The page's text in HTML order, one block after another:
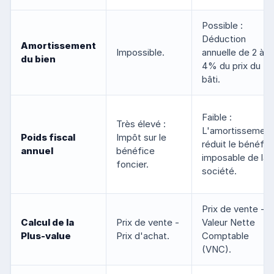
Amortissement
du bien
Impossible.
Possible :
Déduction
annuelle de 2 à
4% du prix du
bâti.
Poids fiscal
annuel
Très élevé :
Impôt sur le
bénéfice
foncier.
Faible :
L'amortissement
réduit le
imposable de la
société.
Calcul de la
Plus-value
Prix de vente -
Prix d'achat.
Prix de vente -
Valeur Nette
Comptable
(VNC).